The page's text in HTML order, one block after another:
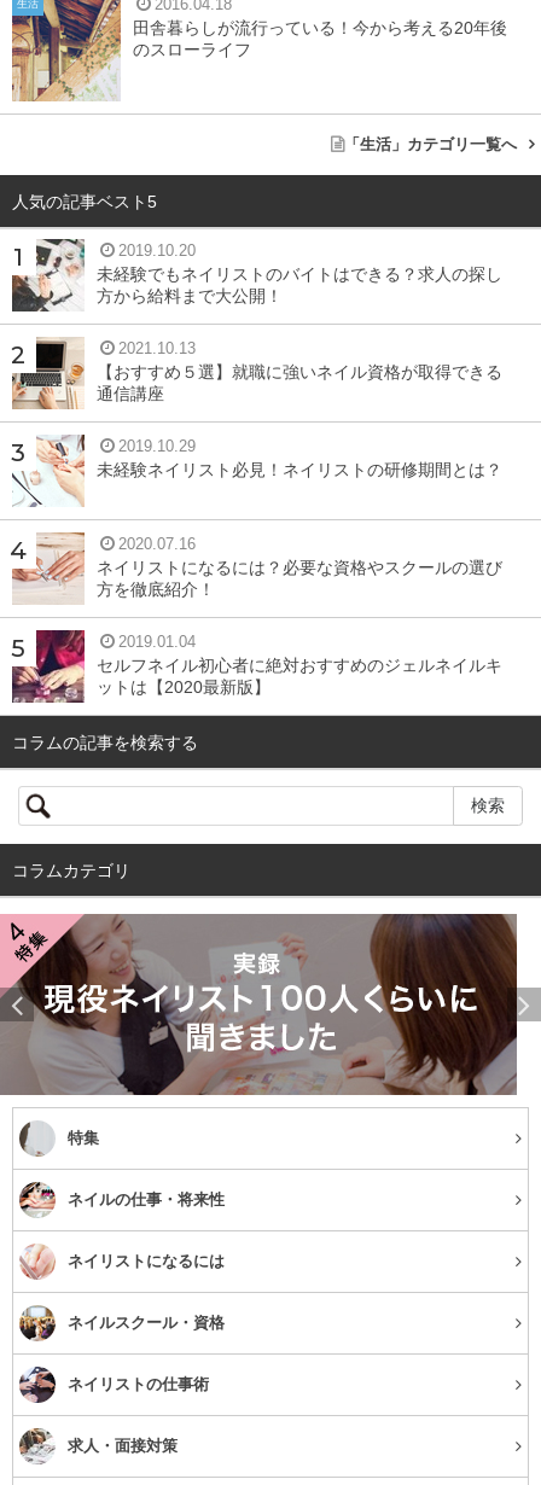
生活 2016.04.18
田舎暮らしが流行っている！今から考える20年後
のスローライフ
「生活」カテゴリ一覧へ
人気の記事ベスト5
2019.10.20
未経験でもネイリストのバイトはできる？求人の探し
方から給料まで大公開！
2021.10.13
【おすすめ５選】就職に強いネイル資格が取得できる
通信講座
2019.10.29
未経験ネイリスト必見！ネイリストの研修期間とは？
2020.07.16
ネイリストになるには？必要な資格やスクールの選び
方を徹底紹介！
2019.01.04
セルフネイル初心者に絶対おすすめのジェルネイルキ
ットは【2020最新版】
コラムの記事を検索する
コラムカテゴリ
特集
ネイルの仕事・将来性
ネイリストになるには
ネイルスクール・資格
ネイリストの仕事術
求人・面接対策